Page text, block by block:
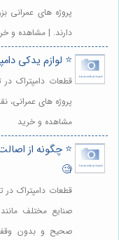
پروژه های عمرانی
دارند. | مشاهده و
⭐️ لوازم یدکی
قطعات دامپتراک
پروژه های عمرانی،
مشاهده و خرید
⭐️ چگونه از
🧐
قطعات دامپتراک در
صنایع مختلف
صحیح و بدون